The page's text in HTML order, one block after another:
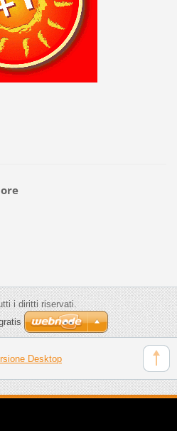
i diritti riservati.
Desktop